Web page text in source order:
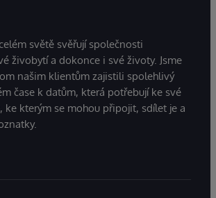
světě svěřují společnosti
živobytí a dokonce i své životy. Jsme
našim klientům zajistili spolehlivý
čase k datům, která potřebují ke své
ke kterým se mohou připojit, sdílet je a